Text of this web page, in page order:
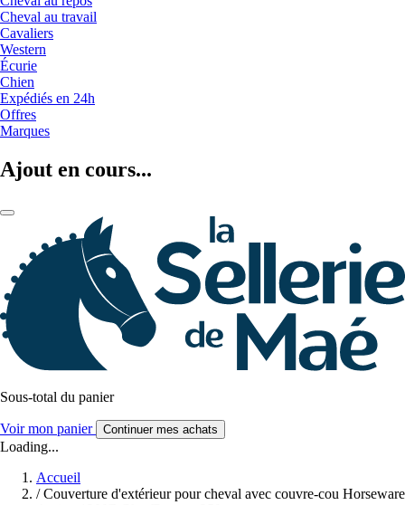
Cheval au travail
Cavaliers
Western
Écurie
Chien
Expédiés en 24h
Offres
Marques
Ajout en cours...
Sous-total du panier
Voir mon panier Continuer mes achats
Loading...
Accueil
/ Couverture d'extérieur pour cheval avec couvre-cou Horseware